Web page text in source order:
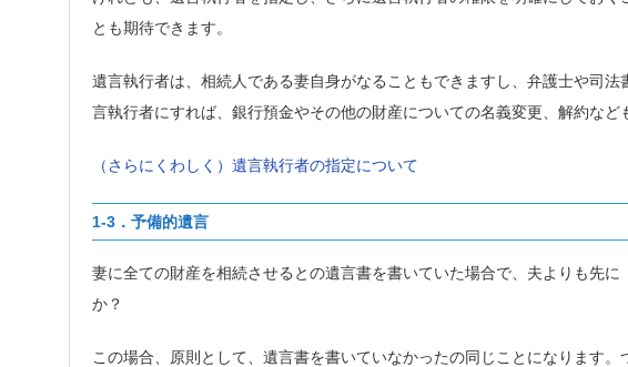
とも期待できます。
遺言執行者は、相続人である妻自身がなることもできますし、弁護士や司
言執行者にすれば、銀行預金やその他の財産についての名義変更、解約など
（さらにくわしく）遺言執行者の指定について
1-3．予備的遺言
妻に全ての財産を相続させるとの遺言書を書いていた場合で、夫よりも先
か？
この場合、原則として、遺言書を書いていなかったの同じことになります